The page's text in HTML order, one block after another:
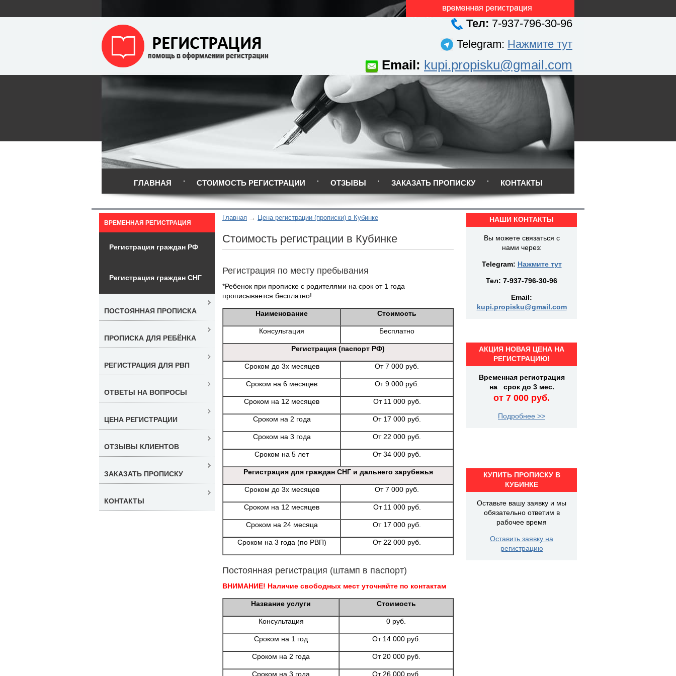
Тел: 7-937-796-30-96
Telegram: Нажмите тут
Email: kupi.propisku@gmail.com
ГЛАВНАЯ СТОИМОСТЬ РЕГИСТРАЦИИ ОТЗЫВЫ ЗАКАЗАТЬ ПРОПИСКУ КОНТАКТЫ
Главная Цена регистрации (прописки) в Кубинке
Стоимость регистрации в Кубинке
Регистрация по месту пребывания
*Ребенок при прописке с родителями на срок от 1 года
прописывается бесплатно!
Наименование Стоимость
Консультация Бесплатно
Регистрация (паспорт РФ)
Сроком до 3х месяцев От 7 000 руб.
Сроком на 6 месяцев От 9 000 руб.
Сроком на 12 месяцев От 11 000 руб.
Сроком на 2 года От 17 000 руб.
Сроком на 3 года От 22 000 руб.
Сроком на 5 лет От 34 000 руб.
Регистрация для граждан СНГ и дальнего зарубежья
Сроком до 3х месяцев От 7 000 руб.
Сроком на 12 месяцев От 11 000 руб.
Сроком на 24 месяца От 17 000 руб.
Сроком на 3 года (по РВП) От 22 000 руб.
Постоянная регистрация (штамп в паспорт)
ВНИМАНИЕ! Наличие свободных мест уточняйте по контактам
Название услуги Стоимость
Консультация 0 руб.
Сроком на 1 год От 14 000 руб.
Сроком на 2 года От 20 000 руб.
Сроком на 3 года От 26 000 руб.
ВРЕМЕННАЯ РЕГИСТРАЦИЯ
Регистрация граждан РФ
Регистрация граждан СНГ
ПОСТОЯННАЯ ПРОПИСКА
ПРОПИСКА ДЛЯ РЕБЁНКА
РЕГИСТРАЦИЯ ДЛЯ РВП
ОТВЕТЫ НА ВОПРОСЫ
ЦЕНА РЕГИСТРАЦИИ
ОТЗЫВЫ КЛИЕНТОВ
ЗАКАЗАТЬ ПРОПИСКУ
КОНТАКТЫ
НАШИ КОНТАКТЫ
Вы можете связаться с
нами через:
Telegram: Нажмите тут
Тел: 7-937-796-30-96
Email:
kupi.propisku@gmail.com
АКЦИЯ НОВАЯ ЦЕНА НА
РЕГИСТРАЦИЮ!
Временная регистрация
на срок до 3 мес.
от 7 000 руб.
Подробнее >>
КУПИТЬ ПРОПИСКУ В
КУБИНКЕ
Оставьте вашу заявку и мы
обязательно ответим в
рабочее время
Оставить заявку на
регистрацию